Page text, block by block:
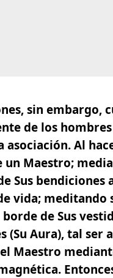
sin embargo,
de los hombres
asociación. Al
un Maestro;
Sus bendiciones
vida; meditando
de Sus
(Su Aura), tal ser
Maestro
.